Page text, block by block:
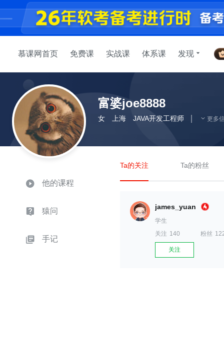
慕课网首页 免费课 实战课 体系课 发现
富婆joe8888
女 上海 JAVA开发工程师 更多
他的课程
猿问
手记
Ta的关注 Ta的粉丝
james_yuan
学生
关注 140 粉丝
关注